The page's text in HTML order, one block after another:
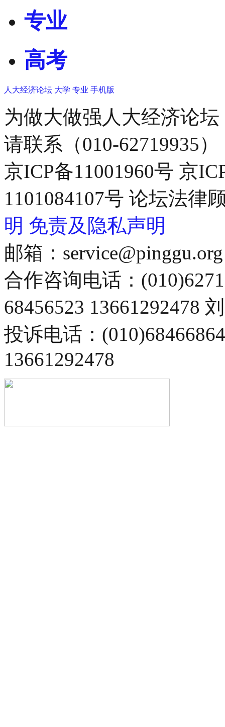
专业
高考
人大经济论坛 大学 专业 手机版
为做大做强人大经济论
请联系（010-62719935）
京ICP备11001960号 京
1101084107号 论坛法律
明 免责及隐私声明
邮箱：service@pinggu.org
合作咨询电话：
68456523 13661292478
投诉电话：
13661292478